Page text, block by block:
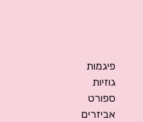
פיגמות
גוזיות
ספורט
אביזרים